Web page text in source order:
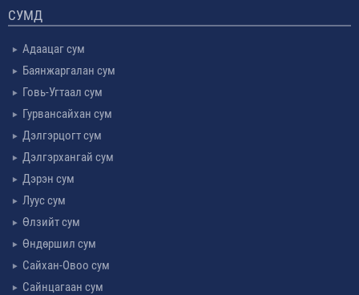
СУМД
Адаацаг сум
Баянжаргалан сум
Говь-Угтаал сум
Гурвансайхан сум
Дэлгэрцогт сум
Дэлгэрхангай сум
Дэрэн сум
Луус сум
Өлзийт сум
Өндөршил сум
Сайхан-Овоо сум
Сайнцагаан сум